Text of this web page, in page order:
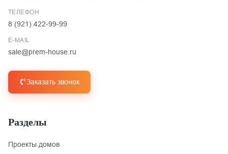
ТЕЛЕФОН
8 (921) 422-99-99
E-MAIL
sale@prem-house.ru
Заказать звонок
Разделы
Проекты домов